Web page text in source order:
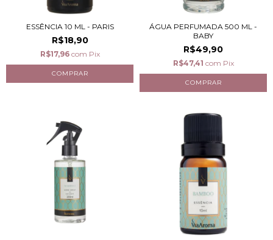
ESSÊNCIA 10 ML - PARIS
R$18,90
R$17,96 com Pix
ÁGUA PERFUMADA 500 ML -
BABY
R$49,90
R$47,41 com Pix